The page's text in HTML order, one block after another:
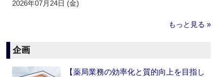
2026年07月24日 (金)
もっと見る »
企画
【薬局業務の効率化と質的向上を目指し